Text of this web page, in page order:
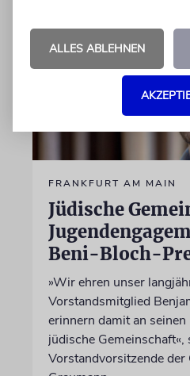
FRANKFURT AM MAIN
Jüdische
Beni-Bloch-
»Wir ehren unser
Vorstandsmitglied
erinnern damit an
jüdische Gemeinschaft«,
Vorstandvorsitzende der
ALLES ABLEHNEN